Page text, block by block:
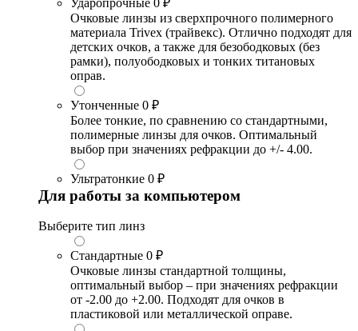
Очковые линзы из сверхпрочного полимерного
материала Trivex (трайвекс). Отлично подходят для
детских очков, а также для безободковых (без
рамки), полуободковых и тонких титановых
оправ.
Утонченные 0 ₽
Более тонкие, по сравнению со стандартными,
полимерные линзы для очков. Оптимальный
выбор при значениях рефракции до +/- 4.00.
Ультратонкие 0 ₽
Для работы за компьютером
Выберите тип линз
Стандартные 0 ₽
Очковые линзы стандартной толщины,
оптимальный выбор – при значениях рефракции
от -2.00 до +2.00. Подходят для очков в
пластиковой или металлической оправе.